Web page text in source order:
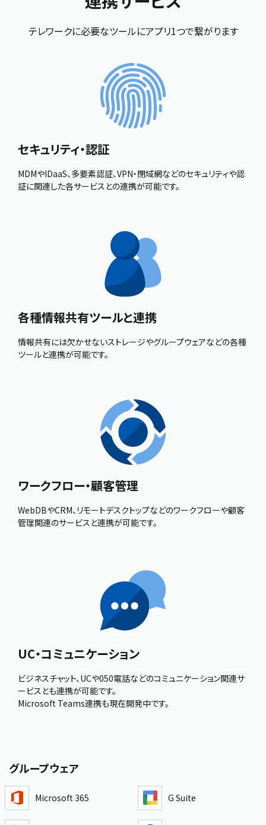
テレワークに必要なツールにアプリ1つで繋がります
セキュリティ・認証
MDMやIDaaS、多要素認証、VPN・閉域網などのセキュリティや認
証に関連した各サービスとの連携が可能です。
各種情報共有ツールと連携
情報共有には欠かせないストレージやグループウェアなどの各種
ツールと連携が可能です。
ワークフロー・顧客管理
WebDBやCRM、リモートデスクトップなどのワークフローや顧客
管理関連のサービスと連携が可能です。
UC・コミュニケーション
ビジネスチャット、UCや050電話などのコミュニケーション関連サ
ービスとも連携が可能です。
Microsoft Teams連携も現在開発中です。
グループウェア
Microsoft 365 G Suite